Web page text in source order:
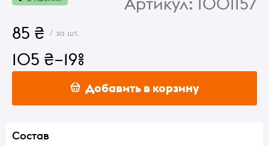
85 ₴ / за шт.
105 ₴–19%
Добавить в корзину
Состав